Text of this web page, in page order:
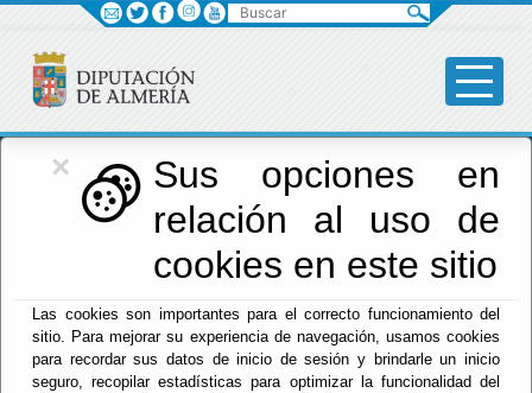
×
Sus opciones en
relación al uso de
cookies en este sitio
Las cookies son importantes para el correcto funcionamiento del
sitio. Para mejorar su experiencia de navegación, usamos cookies
para recordar sus datos de inicio de sesión y brindarle un inicio
seguro, recopilar estadísticas para optimizar la funcionalidad del
Diputación
Menú Diputación
Vídeos
Buscar